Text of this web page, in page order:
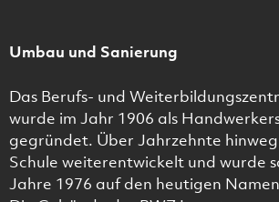
Umbau und Sanierung
Das Berufs- und
wurde im Jahr 1906 als
gegründet. Über Jahrzehnte
Schule weiterentwickelt und wurde
Jahre 1976 auf den heutigen